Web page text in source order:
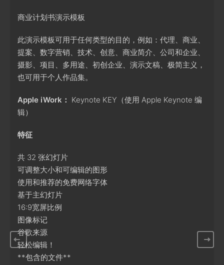
商业计划书演示模板
此演示模板可用于任何类型的目的，例如：代理、商业、
提案、数字营销、技术、创意、商业简介、公司和企业、
摄影、项目、多用途、初创企业、演示文稿、极简主义，
也可用于个人作品集。
Apple iWork： Keynote KEY（使用 Apple Keynote 编
辑）
特征
共 32 张幻灯片
可调整大小和可编辑的图形
使用和推荐的免费网络字体
基于主幻灯片
16:9宽屏比例
图像标记
谷歌来源
轻松编辑！
**包含的文件**